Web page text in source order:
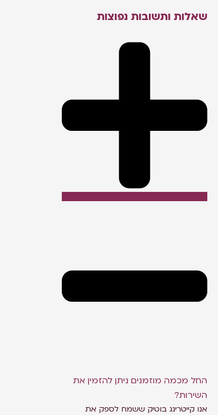
שאלות ותשובות נפוצות
החל מכמה מוזמנים ניתן להזמין את
השירות?
אנו קייטרינג בוטיק ששמח לספק את